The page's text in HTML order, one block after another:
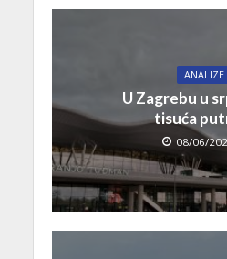
ANALIZE
U Zagrebu u
tisuća
08/06/